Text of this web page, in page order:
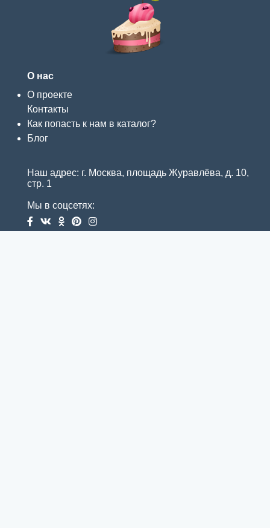
О нас
О проекте
Контакты
Как попасть к нам в каталог?
Блог
Наш адрес: г. Москва, площадь Журавлёва, д. 10,
стр. 1
Мы в соцсетях: